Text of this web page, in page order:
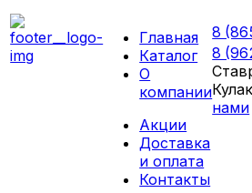
Главная
Каталог
О
компании
Акции
Доставка
и оплата
Контакты
8
8
нами